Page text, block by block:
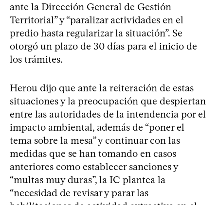
ante la Dirección General de Gestión
Territorial” y “paralizar actividades en el
predio hasta regularizar la situación”. Se
otorgó un plazo de 30 días para el inicio de
los trámites.
Herou dijo que ante la reiteración de estas
situaciones y la preocupación que despiertan
entre las autoridades de la intendencia por el
impacto ambiental, además de “poner el
tema sobre la mesa” y continuar con las
medidas que se han tomando en casos
anteriores como establecer sanciones y
“multas muy duras”, la IC plantea la
“necesidad de revisar y parar las